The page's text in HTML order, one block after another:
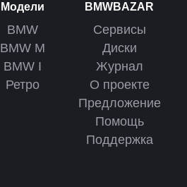
Модели
BMW
BMW M
BMW I
Ретро
BMWBAZAR
Сервисы
Диски
Журнал
О проекте
Предложение
Помощь
Поддержка